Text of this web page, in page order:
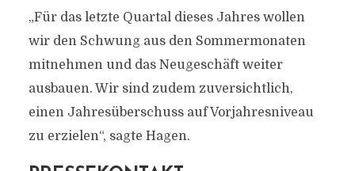
„Für das letzte Quartal dieses Jahres wollen
wir den Schwung aus den Sommermonaten
mitnehmen und das Neugeschäft weiter
ausbauen. Wir sind zudem zuversichtlich,
einen Jahresüberschuss auf Vorjahresniveau
zu erzielen“, sagte Hagen.